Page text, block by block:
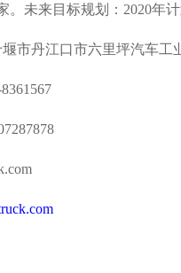
。未来目标规划：2020年
市丹江口市六里坪汽车工